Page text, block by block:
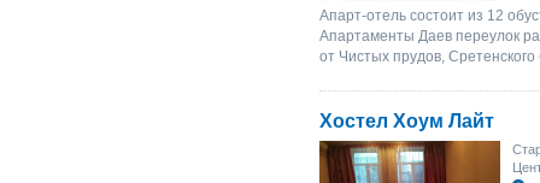
Апарт-отель состоит из 12
Апартаменты Даев переулок
от Чистых прудов,
Хостел Хоум Лайт